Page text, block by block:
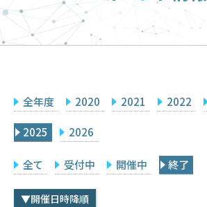
へ
ス
キ
運営
2026年度公募
採択研究・報告書一覧
イベント情報
会場設備
研究代表者専用
全年度 2020 2021 2022
2025 2026
全て 受付中 開催中 終了
▼開催日時降順